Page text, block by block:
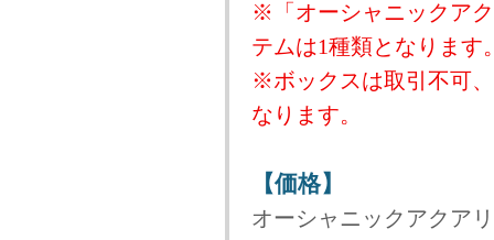
※「オーシャニックア
テムは1種類となります
※ボックスは取引不可
なります。
【価格】
オーシャニックアクア